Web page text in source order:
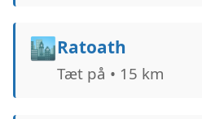
🏙️Ratoath
Tæt på • 15 km